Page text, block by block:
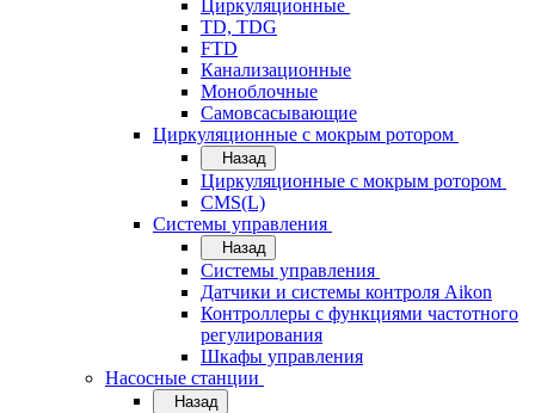
Циркуляционные
TD, TDG
FTD
Канализационные
Моноблочные
Самовсасывающие
Циркуляционные с мокрым ротором
Назад
Циркуляционные с мокрым ротором
CMS(L)
Системы управления
Назад
Системы управления
Датчики и системы контроля Aikon
Контроллеры с функциями частотного
регулирования
Шкафы управления
Насосные станции
Назад